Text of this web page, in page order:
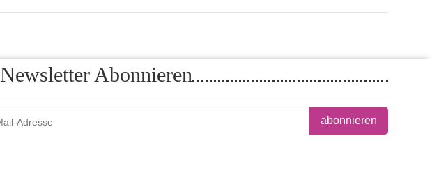
Newsletter Abonnieren
abonnieren